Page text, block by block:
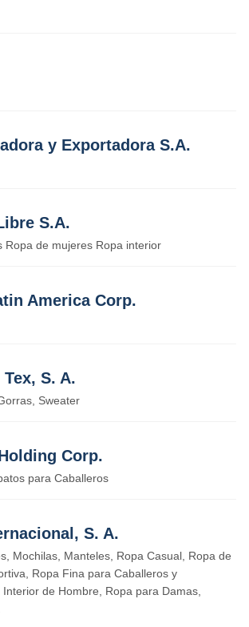
y Exportadora S.A.
S.A.
Ropa de mujeres Ropa interior
America Corp.
S. A.
Sweater
Corp.
para Caballeros
S. A.
Mochilas, Manteles, Ropa Casual, Ropa de
Ropa Fina para Caballeros y
de Hombre, Ropa para Damas,